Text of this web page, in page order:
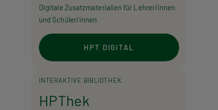
Digitale Zusatzmaterialien für Lehrer/innen
und Schüler/innen
HPT DIGITAL
INTERAKTIVE BIBLIOTHEK
HPThek